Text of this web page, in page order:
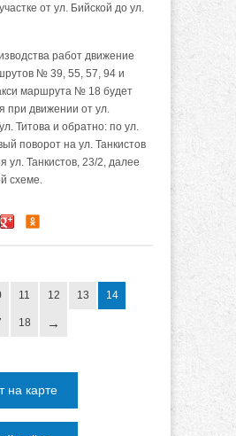
от ул. Бийской до ул.
работ движение
№ 39, 55, 57, 94 и
маршрута № 18 будет
при движении от ул.
Титова и обратно: по ул.
поворот на ул. Танкистов
ул. Танкистов, 23/2, далее
схеме.
11 12 13 14
18
на карте